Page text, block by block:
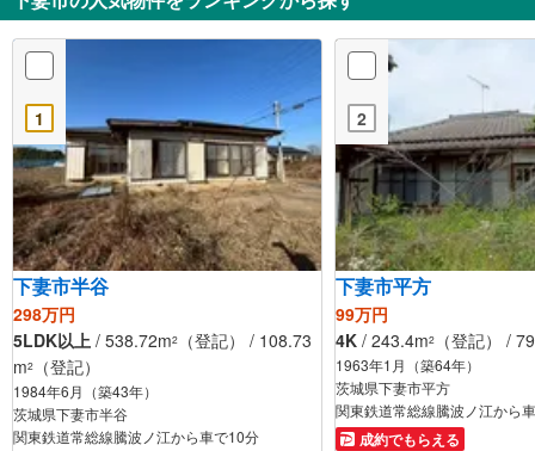
1
下妻市半谷
298万円
5LDK以上 / 538.72m2
（登記） / 108.73
m2 （登記）
1984年6月（築43年）
茨城県下妻市半谷
関東鉄道常総線騰波ノ江から車で10分
2
下妻市平方
99万円
4K / 243.4m2 （登記） /
1963年1月（築64年）
茨城県下妻市平方
関東鉄道常総線騰波ノ江から
成約でもらえる